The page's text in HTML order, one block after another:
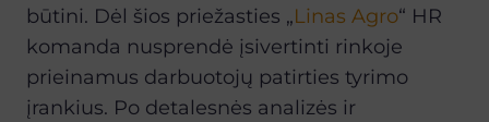
būtini. Dėl šios priežasties „Linas Agro“ HR
komanda nusprendė įsivertinti rinkoje
prieinamus darbuotojų patirties tyrimo
įrankius. Po detalesnės analizės ir